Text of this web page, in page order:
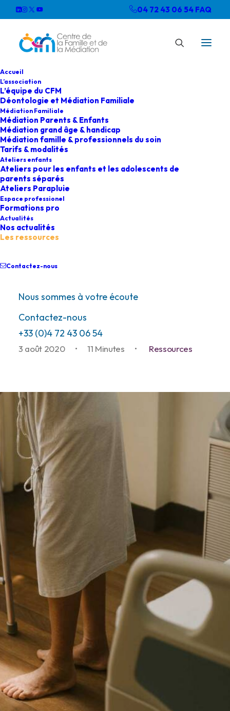
04 72 43 06 54 FAQ
Accueil
L’association
L’équipe du CFM
Déontologie et Médiation Familiale
Médiation Familiale
Médiation Parents & Enfants
Médiation grand âge & handicap
Médiation famille & professionnels du soin
Tarifs & modalités
Ateliers enfants
Ateliers pour les enfants et les adolescents de
parents séparés
Ateliers Parapluie
Espace professionel
Formations pro
Actualités
Nos actualités
Les ressources
Contactez-nous
Nous sommes à votre écoute
Contactez-nous
+33 (0)4 72 43 06 54
Épuisement du proche
aidant, article Odyssée,
FENAMEF, édition
octobre 2019
3 août 2020 • 11 Minutes • Ressources